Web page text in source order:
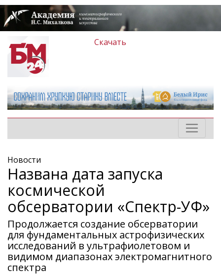
Скачать
Новости
Названа дата запуска
космической
обсерватории «Спектр-УФ»
Продолжается создание обсерватории
для фундаментальных астрофизических
исследований в ультрафиолетовом и
видимом диапазонах электромагнитного
спектра